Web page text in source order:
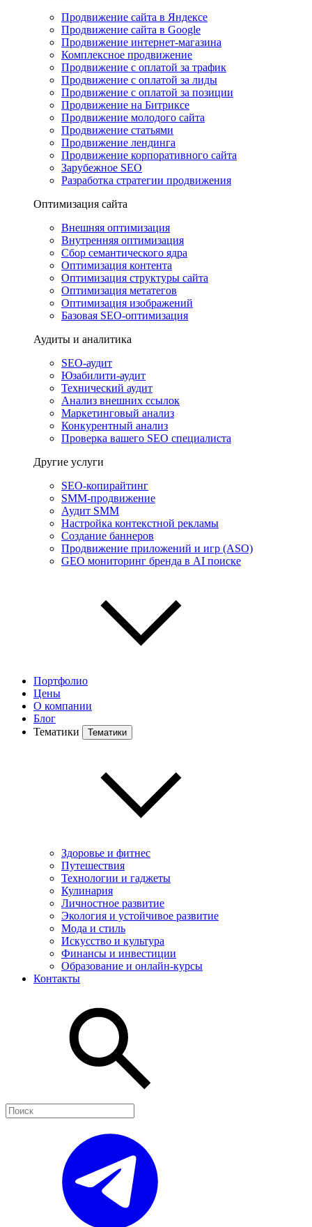
Продвижение сайта в Яндексе
Продвижение сайта в Google
Продвижение интернет-магазина
Комплексное продвижение
Продвижение с оплатой за трафик
Продвижение с оплатой за лиды
Продвижение с оплатой за позиции
Продвижение на Битриксе
Продвижение молодого сайта
Продвижение статьями
Продвижение лендинга
Продвижение корпоративного сайта
Зарубежное SEO
Разработка стратегии продвижения
Оптимизация сайта
Внешняя оптимизация
Внутренняя оптимизация
Сбор семантического ядра
Оптимизация контента
Оптимизация структуры сайта
Оптимизация метатегов
Оптимизация изображений
Базовая SEO-оптимизация
Аудиты и аналитика
SEO-аудит
Юзабилити-аудит
Технический аудит
Анализ внешних ссылок
Маркетинговый анализ
Конкурентный анализ
Проверка вашего SEO специалиста
Другие услуги
SEO-копирайтинг
SMM-продвижение
Аудит SMM
Настройка контекстной рекламы
Создание баннеров
Продвижение приложений и игр (ASO)
GEO мониторинг бренда в AI поиске
Портфолио
Цены
О компании
Блог
Тематики
Тематики
Здоровье и фитнес
Путешествия
Технологии и гаджеты
Кулинария
Личностное развитие
Экология и устойчивое развитие
Мода и стиль
Искусство и культура
Финансы и инвестиции
Образование и онлайн-курсы
Контакты